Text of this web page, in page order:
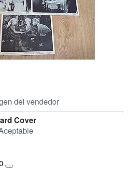
CERRAR
del vendedor
Cover
Más